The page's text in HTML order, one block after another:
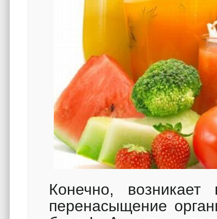
Конечно,
перенасыщение